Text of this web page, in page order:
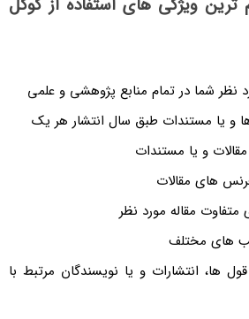
شما در تمام منابع پژوهشی و علمی
و یا مستندات طبق سال انتشار هر یک
و یا مستندات
های مقالات
مقاله مورد نظر
های مختلف
ها، انتشارات و یا نویسندگان مرتبط با